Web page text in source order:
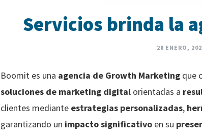
Servicios brinda la
28 ENERO,
Boomit es una agencia de Growth Marketing que
soluciones de marketing digital orientadas a
clientes mediante estrategias personalizadas,
garantizando un impacto significativo en su